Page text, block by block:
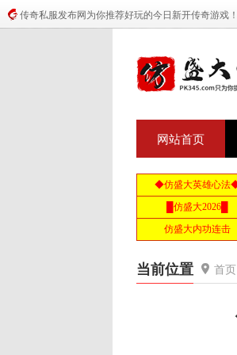
传奇私服发布网为你推荐好玩的今日新开传奇游戏！
网站首页
当前位置 首页